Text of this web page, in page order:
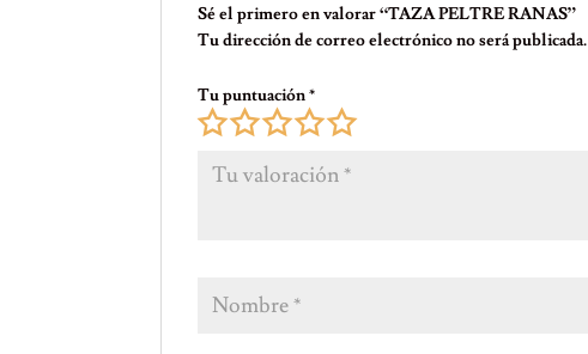
Sé el primero en valorar “TAZA PELTRE RANAS”
Tu dirección de correo electrónico no será publicada.
Tu puntuación*